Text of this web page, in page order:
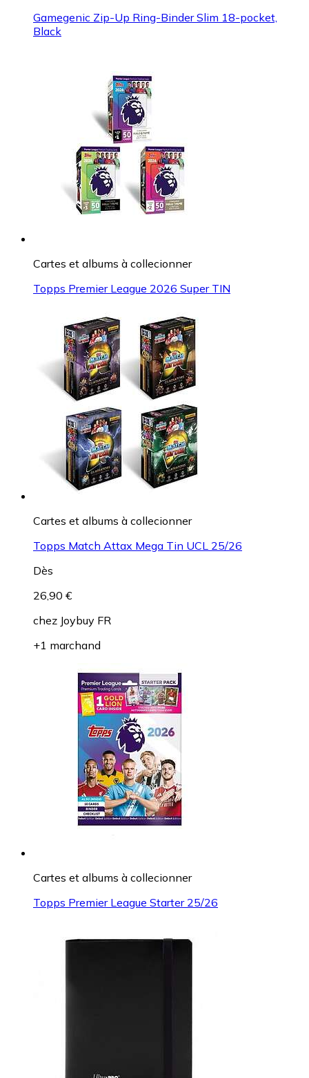
Gamegenic Zip-Up Ring-Binder Slim 18-pocket,
Black
Cartes et albums à collecionner
Topps Premier League 2026 Super TIN
Cartes et albums à collecionner
Topps Match Attax Mega Tin UCL 25/26
Dès
26,90 €
chez Joybuy FR
+1 marchand
Cartes et albums à collecionner
Topps Premier League Starter 25/26